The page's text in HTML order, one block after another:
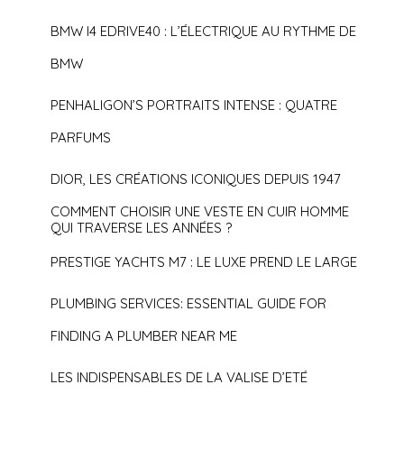
BMW I4 EDRIVE40 : L’ÉLECTRIQUE AU RYTHME DE
BMW
PENHALIGON’S PORTRAITS INTENSE : QUATRE
PARFUMS
DIOR, LES CRÉATIONS ICONIQUES DEPUIS 1947
COMMENT CHOISIR UNE VESTE EN CUIR HOMME
QUI TRAVERSE LES ANNÉES ?
PRESTIGE YACHTS M7 : LE LUXE PREND LE LARGE
PLUMBING SERVICES: ESSENTIAL GUIDE FOR
FINDING A PLUMBER NEAR ME
LES INDISPENSABLES DE LA VALISE D’ETÉ